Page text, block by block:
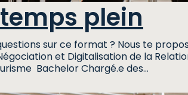
plein
sur ce format ? Nous te
et Digitalisation de la
Bachelor Chargé.e des…